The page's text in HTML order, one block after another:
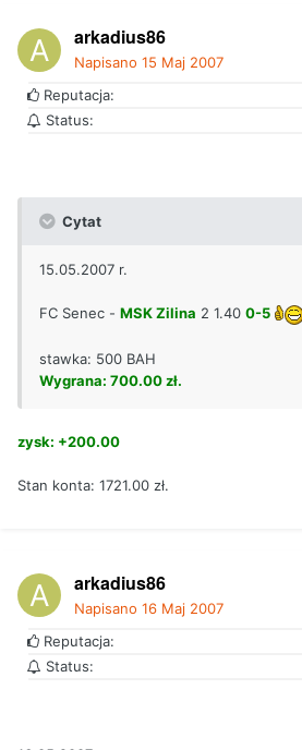
arkadius86
Napisano 15 Maj 2007
Reputacja:
Status:
Cytat
15.05.2007 r.
FC Senec - MSK Zilina 2 1.40 0-5
stawka: 500 BAH
Wygrana: 700.00 zł.
zysk: +200.00
Stan konta: 1721.00 zł.
arkadius86
Napisano 16 Maj 2007
Reputacja:
Status: